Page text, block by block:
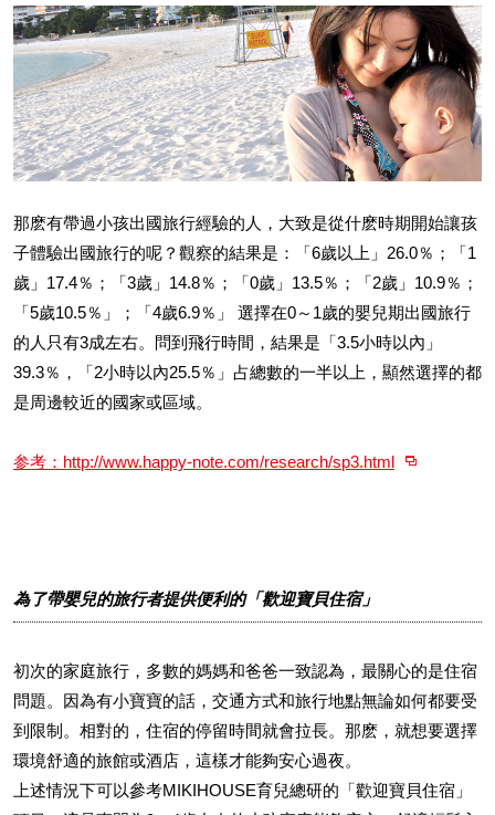
那麽有帶過小孩出國旅行經驗的人，大致是從什麽時期開始讓孩
子體驗出國旅行的呢？觀察的結果是：「6歲以上」26.0％；「1
歲」17.4％；「3歲」14.8％；「0歲」13.5％；「2歲」10.9％；
「5歲10.5％」；「4歲6.9％」 選擇在0～1歲的嬰兒期出國旅行
的人只有3成左右。問到飛行時間，結果是「3.5小時以內」
39.3％，「2小時以內25.5％」占總數的一半以上，顯然選擇的都
是周邊較近的國家或區域。
参考：http://www.happy-note.com/research/sp3.html
為了帶嬰兒的旅行者提供便利的「歡迎寶貝住宿」
初次的家庭旅行，多數的媽媽和爸爸一致認為，最關心的是住宿
問題。因為有小寶寶的話，交通方式和旅行地點無論如何都要受
到限制。相對的，住宿的停留時間就會拉長。那麽，就想要選擇
環境舒適的旅館或酒店，這樣才能夠安心過夜。
上述情況下可以參考MIKIHOUSE育兒總研的「歡迎寶貝住宿」